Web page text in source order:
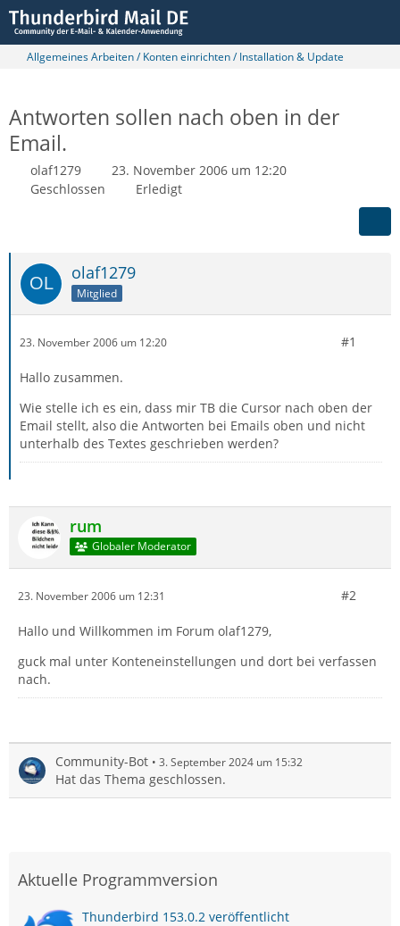
Allgemeines Arbeiten / Konten einrichten / Installation & Update
Antworten sollen nach oben in der
Email.
olaf1279
23. November 2006 um 12:20
Geschlossen
Erledigt
olaf1279
Mitglied
23. November 2006 um 12:20 #1
Hallo zusammen.
Wie stelle ich es ein, dass mir TB die Cursor nach oben der
Email stellt, also die Antworten bei Emails oben und nicht
unterhalb des Textes geschrieben werden?
rum
Globaler Moderator
23. November 2006 um 12:31 #2
Hallo und Willkommen im Forum olaf1279,
guck mal unter Konteneinstellungen und dort bei verfassen
nach.
Community-Bot 3. September 2024 um 15:32
Hat das Thema geschlossen.
Aktuelle Programmversion
Thunderbird 153.0.2 veröffentlicht